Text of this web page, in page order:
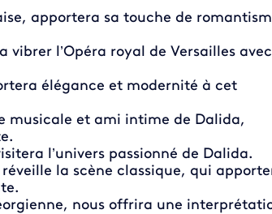
apportera sa touche de
l’Opéra royal de Versailles
élégance et modernité à cet
musicale et ami intime de Dalida,
l’univers passionné de Dalida.
la scène classique, qui
nous offrira une